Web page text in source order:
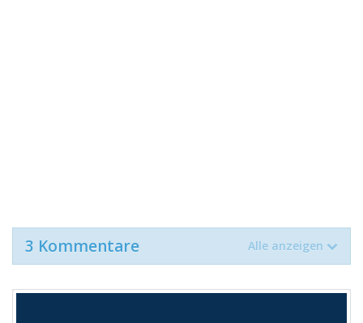
3 Kommentare Alle anzeigen